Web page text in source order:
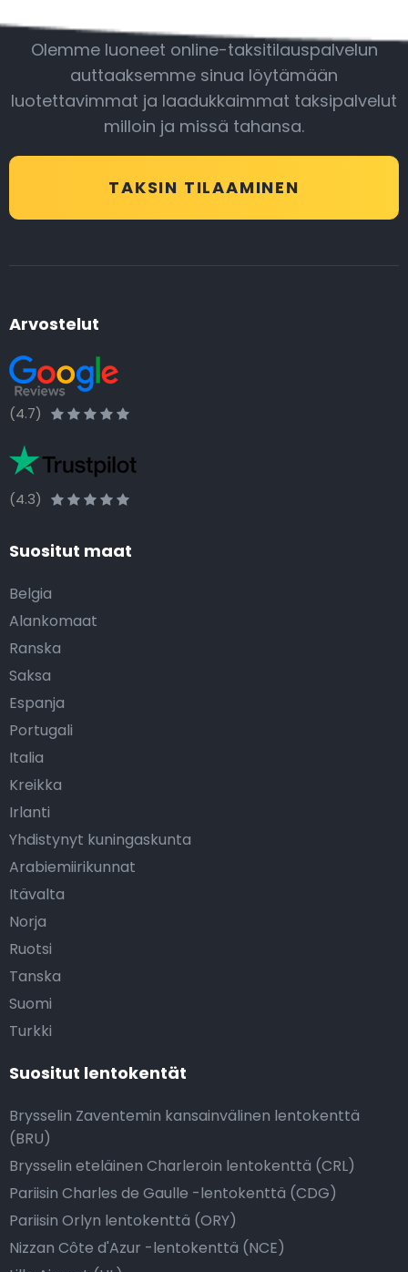
Olemme luoneet online-taksitilauspalvelun
auttaaksemme sinua löytämään
luotettavimmat ja laadukkaimmat taksipalvelut
milloin ja missä tahansa.
TAKSIN TILAAMINEN
Arvostelut
(4.7)
(4.3)
Suositut maat
Belgia
Alankomaat
Ranska
Saksa
Espanja
Portugali
Italia
Kreikka
Irlanti
Yhdistynyt kuningaskunta
Arabiemiirikunnat
Itävalta
Norja
Ruotsi
Tanska
Suomi
Turkki
Suositut lentokentät
Brysselin Zaventemin kansainvälinen lentokenttä
(BRU)
Brysselin eteläinen Charleroin lentokenttä (CRL)
Pariisin Charles de Gaulle -lentokenttä (CDG)
Pariisin Orlyn lentokenttä (ORY)
Nizzan Côte d'Azur -lentokenttä (NCE)